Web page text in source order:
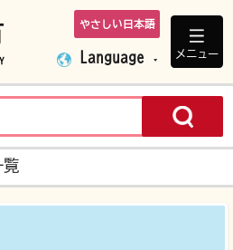
下妻市ホームペ
やさしい日本語
Language メニュー
覧